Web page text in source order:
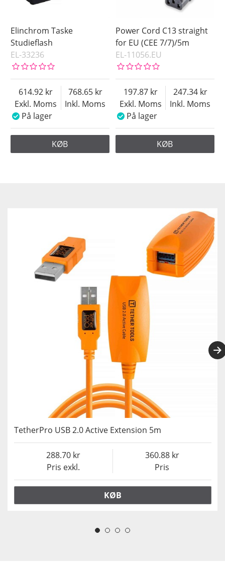
Elinchrom Taske
Studieflash
EL-33236
Exkl. Moms
614.92
Inkl. Moms
768.65
På lager
KØB
Power Cord C13 straight
for EU (CEE 7/7)/5m
EL-11056.EU
Exkl. Moms
197.87
Inkl. Moms
247.34
På lager
KØB
TetherPro USB 2.0 Active Extension 5m
Pris exkl.
288.70
Pris
360.88
KØB